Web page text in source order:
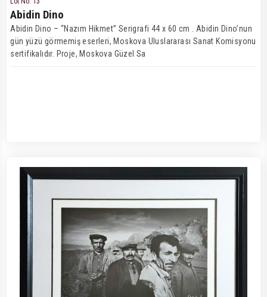
Abidin Dino
Abidin Dino – “Nazım Hikmet” Serigrafi 44 x 60 cm . Abidin Dino’nun
gün yüzü görmemiş eserleri, Moskova Uluslararası Sanat Komisyonu
sertifikalıdır. Proje, Moskova Güzel Sa